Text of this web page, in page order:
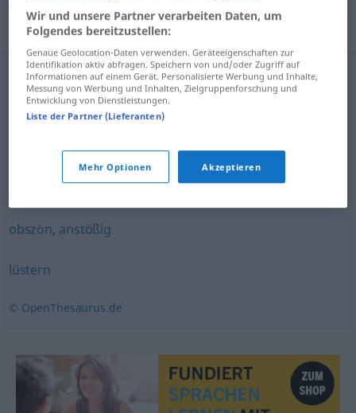
Synonyme für "schamlos"
ungeniert
haltlos,ausschweifend,sittenlos
charakterlos,zuchtlos
unverschämt,unverfroren
obszön, anstößig
lüstern
© OpenThesaurus.de
Wir und unsere Partner verarbeiten Daten, um
Folgendes bereitzustellen:
Genaue Geolocation-Daten verwenden. Geräteeigenschaften zur
Identifikation aktiv abfragen. Speichern von und/oder Zugriff auf
Informationen auf einem Gerät. Personalisierte Werbung und Inhalte,
Messung von Werbung und Inhalten, Zielgruppenforschung und
Entwicklung von Dienstleistungen.
Liste der Partner (Lieferanten)
Mehr Optionen Akzeptieren